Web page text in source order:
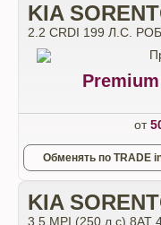
KIA
2.2 CRDI 199 Л.С.
от
Обменять по TRADE
KIA
3.5 MPI (250 л.с) 8AT